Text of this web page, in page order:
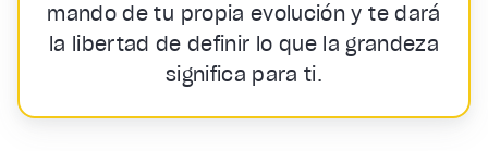
mando de tu propia evolución y te dará
la libertad de definir lo que la grandeza
significa para ti.